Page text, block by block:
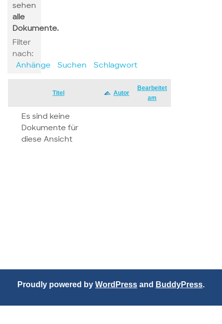
sehen
alle
Dokumente.
Filter
nach:
Anhänge
Suchen Schlagwort
Titel Autor
Bearbeitet
am
Es sind keine
Dokumente für
diese Ansicht
Proudly powered by WordPress and BuddyPress.